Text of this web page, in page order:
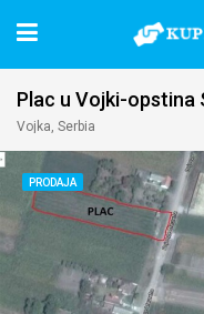
Vojka, Serbia
PRODAJA